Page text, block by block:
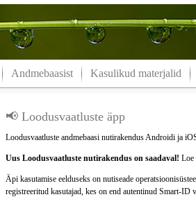
Andmebaasist Kasulikud materjalid
📢 Loodusvaatluste äpp
Loodusvaatluste andmebaasi nutirakendus Androidi ja
Uus Loodusvaatluste nutirakendus on saadaval! Loe
Äpi kasutamise eelduseks on nutiseade
registreeritud kasutajad, kes on end autentinud Smart-